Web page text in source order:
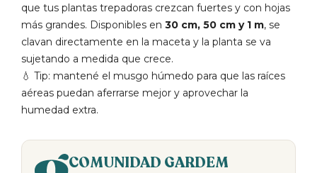
que tus plantas trepadoras crezcan fuertes y con hojas
más grandes. Disponibles en 30 cm, 50 cm y 1 m, se
clavan directamente en la maceta y la planta se va
sujetando a medida que crece.
💧 Tip: mantené el musgo húmedo para que las raíces
aéreas puedan aferrarse mejor y aprovechar la
humedad extra.
COMUNIDAD GARDEM